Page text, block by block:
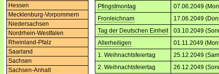
Hessen
Mecklenburg-Vorpommern
Niedersachsen
Nordrhein-Westfalen
Rheinland-Pfalz
Saarland
Sachsen
Sachsen-Anhalt
Pfingstmontag
07.06.2049
Fronleichnam
17.06.2049
Tag der Deutschen Einheit
03.10.2049
Allerheiligen
01.11.2049
1. Weihnachtsfeiertag
25.12.2049
2. Weihnachtsfeiertag
26.12.2049